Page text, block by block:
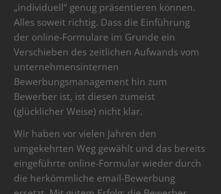
„individuell“ genug präsentieren können.
Alles soweit richtig. Dass die Einführung
der online-Formulare im Grunde ein
Verschieben des zeitlichen Aufwands vom
unternehmensinternen
Bewerbungsmanagement hin zum
Bewerber ist, ist diesen zumeist
(glücklicher Weise) nicht klar.
Wir haben vor vielen Jahren den
umgekehrten Weg gewählt und das bereits
eingeführte online-Formular wieder durch
die herkömmliche email-Bewerbung